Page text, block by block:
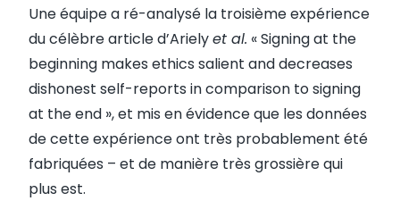
Une équipe a ré-analysé la troisième expérience
du célèbre article d’Arielyet al. « Signing at the
beginning makes ethics salient and decreases
dishonest self-reports in comparison to signing
at the end », et mis en évidence que les données
de cette expérience ont très probablement été
fabriquées – et de manière très grossière qui
plus est.